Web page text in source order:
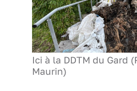
Ici à la DDTM du Gard
Maurin)